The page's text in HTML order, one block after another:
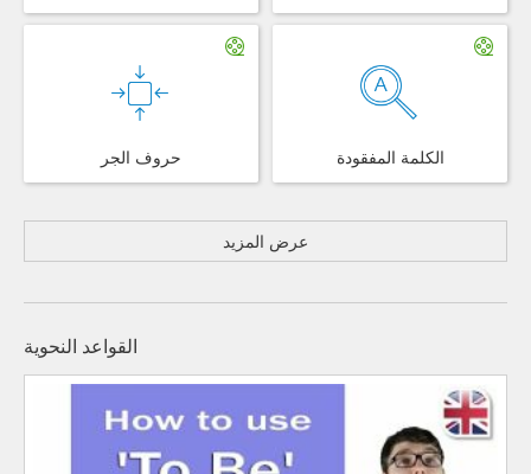
حروف الجر الكلمة المفقودة
عرض المزيد
القواعد النحوية